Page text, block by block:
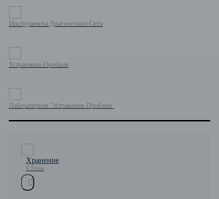
Инструменты Диагностики Сети
Устранение Проблем
Лабораторная `Устранение Проблем`
Хранение
9 Темы